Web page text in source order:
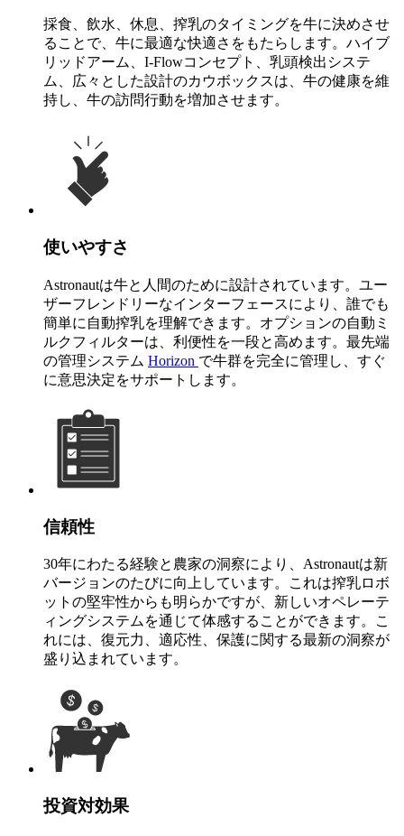
採食、飲水、休息、搾乳のタイミングを牛に決めさせ
ることで、牛に最適な快適さをもたらします。ハイブ
リッドアーム、I-Flowコンセプト、乳頭検出システ
ム、広々とした設計のカウボックスは、牛の健康を維
持し、牛の訪問行動を増加させます。
使いやすさ
Astronautは牛と人間のために設計されています。ユー
ザーフレンドリーなインターフェースにより、誰でも
簡単に自動搾乳を理解できます。オプションの自動ミ
ルクフィルターは、利便性を一段と高めます。最先端
の管理システム Horizon で牛群を完全に管理し、すぐ
に意思決定をサポートします。
信頼性
30年にわたる経験と農家の洞察により、Astronautは新
バージョンのたびに向上しています。これは搾乳ロボ
ットの堅牢性からも明らかですが、新しいオペレーテ
ィングシステムを通じて体感することができます。こ
れには、復元力、適応性、保護に関する最新の洞察が
盛り込まれています。
投資対効果